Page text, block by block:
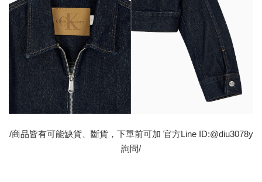
/商品皆有可能缺貨、斷貨，下單前可加 官方Line ID:@diu3078y
詢問/